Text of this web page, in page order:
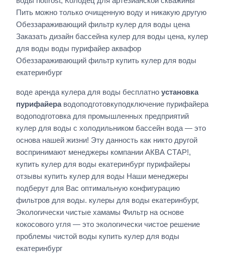
Пить можно только очищенную воду и никакую другую
Обеззараживающий фильтр кулер для воды цена
Заказать дизайн бассейна кулер для воды цена, кулер
для воды воды пурифайер аквафор
Обеззараживающий фильтр купить кулер для воды
екатеринбург
воде аренда кулера для воды бесплатно установка
пурифайераводоподготовкуподключение пурифайера
водоподготовка для промышленных предприятий
кулер для воды с холодильником бассейн вода — это
основа нашей жизни! Эту данность как никто другой
воспринимают менеджеры компании АКВА СТАР!,
купить кулер для воды екатеринбург пурифайеры
отзывы купить кулер для воды Наши менеджеры
подберут для Вас оптимальную конфигурацию
фильтров для воды. кулеры для воды екатеринбург,
Экологически чистые хамамы Фильтр на основе
кокосового угля — это экологически чистое решение
проблемы чистой воды купить кулер для воды
екатеринбург